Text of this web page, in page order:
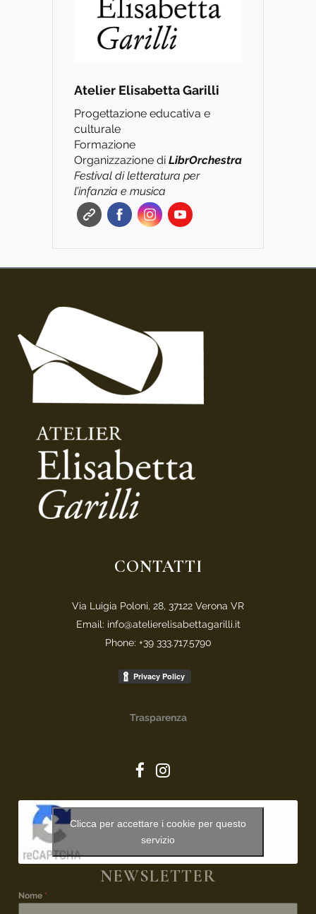
Atelier Elisabetta Garilli
Progettazione educativa e
culturale
Formazione
Organizzazione di LibrOrchestra
Festival di letteratura per
l’infanzia e musica
CONTATTI
Via Luigia Poloni, 28, 37122 Verona VR
Email: info@atelierelisabettagarilli.it
Phone: +39 333.717.5790
Trasparenza
Clicca per accettare i cookie per questo
servizio
NEWSLETTER
Nome *